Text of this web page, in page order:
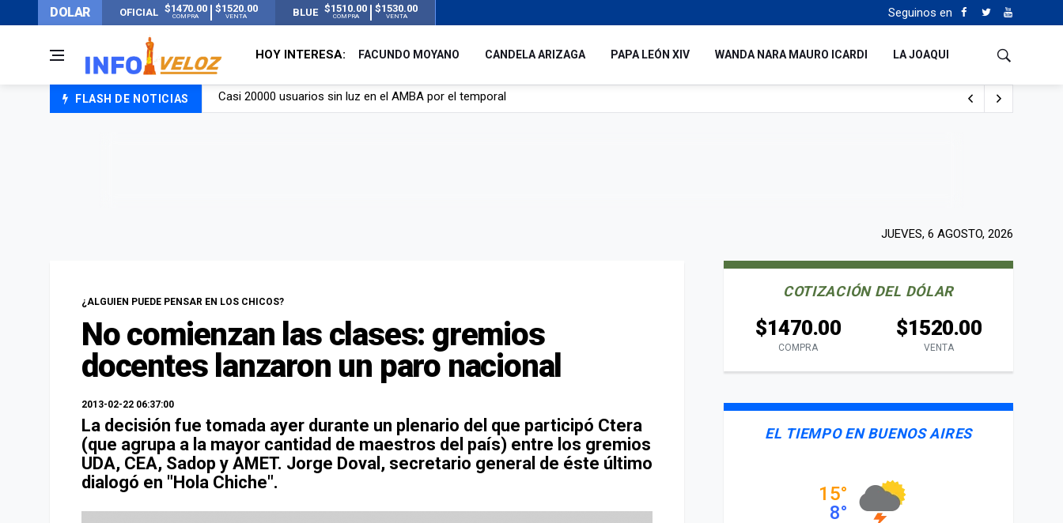
DOLAR OFICIAL $1470.00
COMPRA
$1520.00
VENTA BLUE $1510.00
COMPRA
$1530.00
VENTA Seguinos en
HOY INTERESA: FACUNDO MOYANO CANDELA ARIZAGA PAPA LEÓN XIV WANDA NARA MAURO ICARDI LA JOAQUI
FLASH DE NOTICIAS
Candela Arizaga rompió el silencio tras el incidente con Facundo Moyano: “Tengo errores como cualquiera”
JUEVES, 6 AGOSTO, 2026
¿ALGUIEN PUEDE PENSAR EN LOS CHICOS?
No comienzan las clases: gremios
docentes lanzaron un paro nacional
2013-02-22 06:37:00
La decisión fue tomada ayer durante un plenario del que participó Ctera
(que agrupa a la mayor cantidad de maestros del país) entre los gremios
UDA, CEA, Sadop y AMET. Jorge Doval, secretario general de éste último
dialogó en "Hola Chiche".
COTIZACIÓN DEL DÓLAR
$1470.00
COMPRA
$1520.00
VENTA
EL TIEMPO EN BUENOS AIRES